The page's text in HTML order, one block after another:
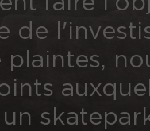
de
plaintes,